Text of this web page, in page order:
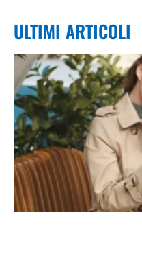
ULTIMI ARTICOLI